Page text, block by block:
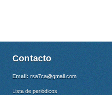
Contacto
Email: rsa7ca@gmail.com
Lista de periódicos